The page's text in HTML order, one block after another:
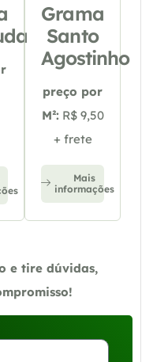
Grama
Santo
Agostinho
preço por
M²: R$ 9,50
+ frete
Mais
informações
e tire dúvidas,